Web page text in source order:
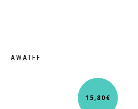
AWATEF
15,80€